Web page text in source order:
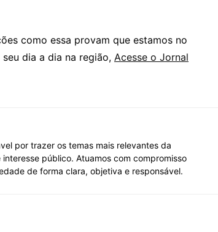
como essa provam que estamos no
dia a dia na região, Acesse o Jornal
por trazer os temas mais relevantes da
público. Atuamos com compromisso
de forma clara, objetiva e responsável.